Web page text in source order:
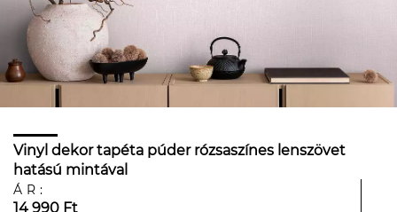
Vinyl dekor tapéta púder rózsaszínes lenszövet
hatású mintával
ÁR:
14 990 Ft